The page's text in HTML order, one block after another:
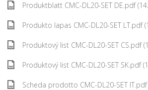
Produktblatt CMC-DL20-SET DE.pdf
Produkto lapas CMC-DL20-SET LT.pdf
Produktový list CMC-DL20-SET CS.pdf
Produktový list CMC-DL20-SET SK.pdf
Scheda prodotto CMC-DL20-SET IT.pdf